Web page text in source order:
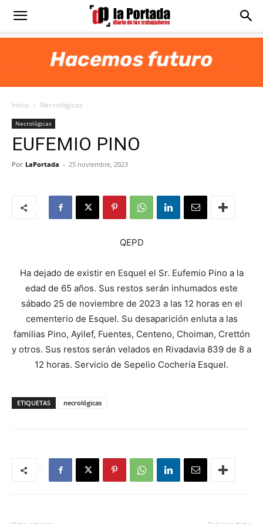
Diario
Portada
Inicio Necrológicas
Necrológicas
EUFEMIO PINO
Por LaPortada - 25 noviembre, 2023
QEPD
Ha dejado de existir en Esquel el Sr. Eufemio Pino a la
edad de 65 años. Sus restos serán inhumados este
sábado 25 de noviembre de 2023 a las 12 horas en el
cementerio de Esquel. Su desaparición enluta a las
familias Pino, Ayilef, Fuentes, Centeno, Choiman, Crettón
y otros. Sus restos serán velados en Rivadavia 839 de 8 a
12 horas. Servicio de Sepelio Cochería Esquel.
ETIQUETAS necrológicas